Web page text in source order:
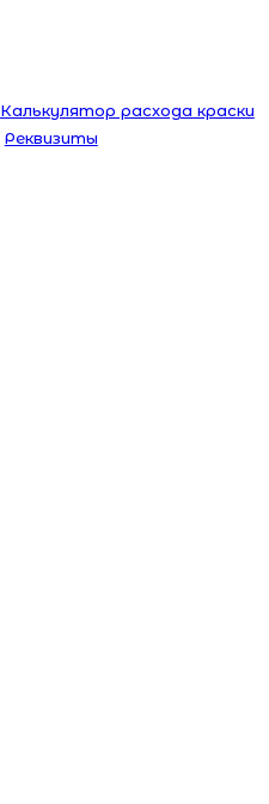
Калькулятор расхода краски
Реквизиты